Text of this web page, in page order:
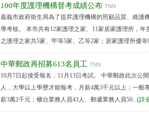
100年度護理機構督考成績公布 TNN
嘉義市政府衛生局為了提昇護理機構的照顧品質、維護
導考核。 本市共有12家護理之家、11家居家護理所，
之護理之家共5家、甲等5家、乙等2家；居家護理所優等
中華郵政再招募613名員工 TNN
10月7日起接受報名，11月13日考試。 中華郵政此次公
人，大學以上學歷才能報考，月薪4萬3千元以上；一般
薪3萬2千元；櫃台業務人員43人、郵遞業務人員50...(詳